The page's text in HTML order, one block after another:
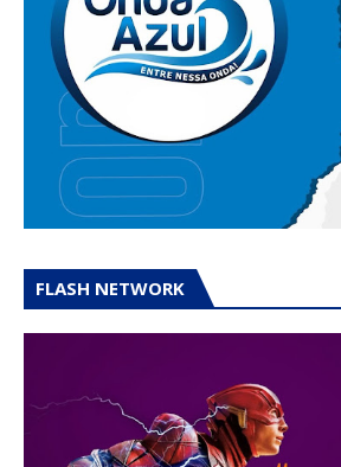
FLASH NETWORK